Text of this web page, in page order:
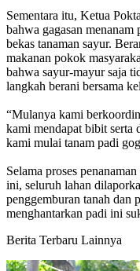
Sementara itu, Ketua
bahwa gagasan
bekas tanaman sayur.
makanan pokok
bahwa sayur-mayur saja
langkah berani bersama
“Mulanya kami
kami mendapat bibit serta
kami mulai tanam padi
Selama proses
ini, seluruh lahan
penggemburan tanah dan
menghantarkan padi ini
Berita Terbaru Lainnya